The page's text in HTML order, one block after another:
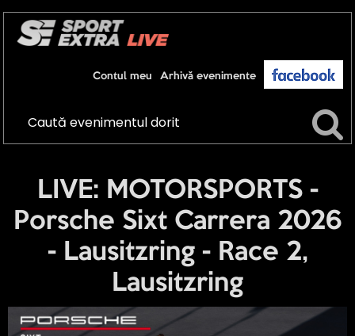
Arhivă evenimente
Contul meu
LIVE: MOTORSPORTS -
Porsche Sixt Carrera 2026
- Lausitzring - Race 2,
Lausitzring